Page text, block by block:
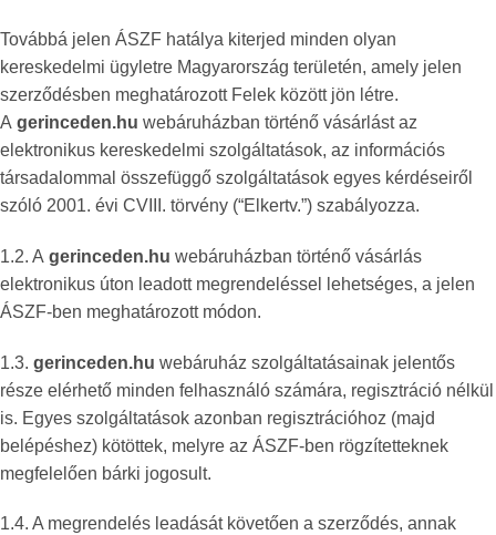
Továbbá jelen ÁSZF hatálya kiterjed minden olyan
kereskedelmi ügyletre Magyarország területén, amely jelen
szerződésben meghatározott Felek között jön létre.
A gerinceden.hu webáruházban történő vásárlást az
elektronikus kereskedelmi szolgáltatások, az információs
társadalommal összefüggő szolgáltatások egyes kérdéseiről
szóló 2001. évi CVIII. törvény (“Elkertv.”) szabályozza.
1.2. A gerinceden.hu webáruházban történő vásárlás
elektronikus úton leadott megrendeléssel lehetséges, a jelen
ÁSZF-ben meghatározott módon.
1.3. gerinceden.hu webáruház szolgáltatásainak jelentős
része elérhető minden felhasználó számára, regisztráció nélkül
is. Egyes szolgáltatások azonban regisztrációhoz (majd
belépéshez) kötöttek, melyre az ÁSZF-ben rögzítetteknek
megfelelően bárki jogosult.
1.4. A megrendelés leadását követően a szerződés, annak